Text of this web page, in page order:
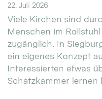
22. Juli 2026
Viele Kirchen sind
Menschen im
zugänglich. In
ein eigenes Konzept
Interessierten etwas
Schatzkammer lernen